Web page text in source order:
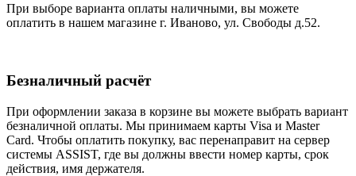
При выборе варианта оплаты наличными, вы можете
оплатить в нашем магазине г. Иваново, ул. Свободы д.52.
Безналичный расчёт
При оформлении заказа в корзине вы можете выбрать вариант
безналичной оплаты. Мы принимаем карты Visa и Master
Card. Чтобы оплатить покупку, вас перенаправит на сервер
системы ASSIST, где вы должны ввести номер карты, срок
действия, имя держателя.